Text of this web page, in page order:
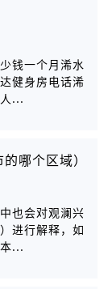
钱一个月浠水
健身房电话浠
...
哪个区域）
也会对观澜兴
进行解释，如
...